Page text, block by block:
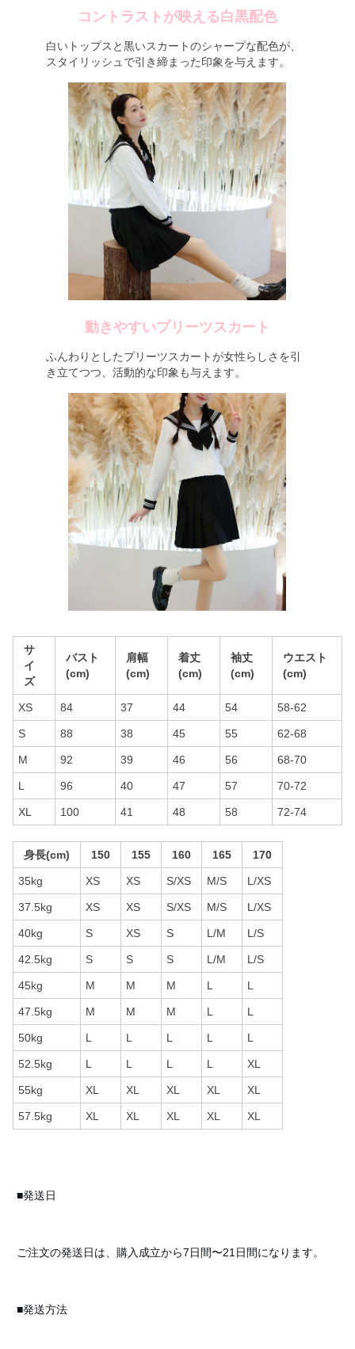
コントラストが映える白黒配色
白いトップスと黒いスカートのシャープな配色が、
スタイリッシュで引き締まった印象を与えます。
動きやすいプリーツスカート
ふんわりとしたプリーツスカートが女性らしさを引
き立てつつ、活動的な印象も与えます。
サ
イ
ズ
バスト
(cm)
肩幅
(cm)
着丈
(cm)
袖丈
(cm)
ウエスト
(cm)
XS 84 37 44 54 58-62
S 88 38 45 55 62-68
M 92 39 46 56 68-70
L 96 40 47 57 70-72
XL 100 41 48 58 72-74
身長(cm) 150 155 160 165 170
35kg XS XS S/XS M/S L/XS
37.5kg XS XS S/XS M/S L/XS
40kg S XS S L/M L/S
42.5kg S S S L/M L/S
45kg M M M L L
47.5kg M M M L L
50kg L L L L L
52.5kg L L L L XL
55kg XL XL XL XL XL
57.5kg XL XL XL XL XL
■発送日
ご注文の発送日は、購入成立から7日間〜21日間になります。
■発送方法